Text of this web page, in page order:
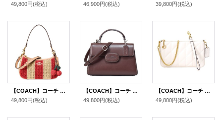
49,800円(税込)
46,900円(税込)
39,800円(税込)
【COACH】コーチ バッグ かごバッグ ストロー レザー ストライプ テリ チャーム付き ロゴ 2way クロスボディ 斜め掛け ショルダー ハンドバッグ レッド×タン（日本未発売）
49,800円(税込)
【COACH】コーチ バッグ レザー エライザ ロゴ トップ ハンドル サッチェル クロスボディ 2WAY ショルダー ハンドバッグ メイプル（日本未発売）
49,800円(税込)
【COACH】コーチ バッグ キルティング レザー チェーン ピロー リストレット 3way クラッチ ポーチ ショルダー ハンドバッグ チャーク（日本未発売）
49,800円(税込)